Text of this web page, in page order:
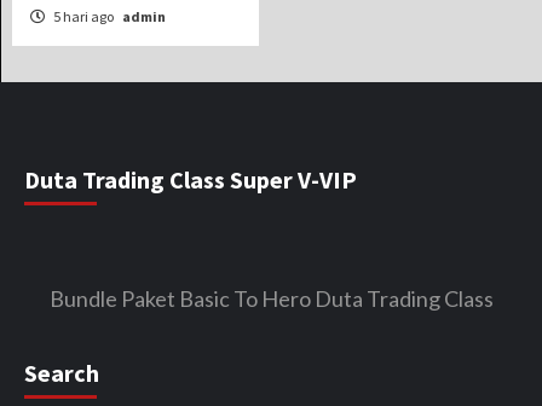
5 hari ago admin
Duta Trading Class Super V-VIP
Bundle Paket Basic To Hero Duta Trading Class
Search